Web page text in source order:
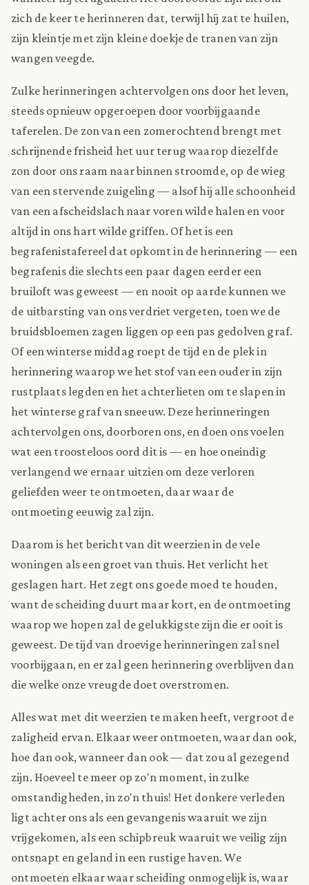
zich de keer te herinneren dat, terwijl hij zat te huilen,
zijn kleintje met zijn kleine doekje de tranen van zijn
wangen veegde.
Zulke herinneringen achtervolgen ons door het leven,
steeds opnieuw opgeroepen door voorbijgaande
taferelen. De zon van een zomerochtend brengt met
schrijnende frisheid het uur terug waarop diezelfde
zon door ons raam naar binnen stroomde, op de wieg
van een stervende zuigeling — alsof hij alle schoonheid
van een afscheidslach naar voren wilde halen en voor
altijd in ons hart wilde griffen. Of het is een
begrafenistafereel dat opkomt in de herinnering — een
begrafenis die slechts een paar dagen eerder een
bruiloft was geweest — en nooit op aarde kunnen we
de uitbarsting van ons verdriet vergeten, toen we de
bruidsbloemen zagen liggen op een pas gedolven graf.
Of een winterse middag roept de tijd en de plek in
herinnering waarop we het stof van een ouder in zijn
rustplaats legden en het achterlieten om te slapen in
het winterse graf van sneeuw. Deze herinneringen
achtervolgen ons, doorboren ons, en doen ons voelen
wat een troosteloos oord dit is — en hoe oneindig
verlangend we ernaar uitzien om deze verloren
geliefden weer te ontmoeten, daar waar de
ontmoeting eeuwig zal zijn.
Daarom is het bericht van dit weerzien in de vele
woningen als een groet van thuis. Het verlicht het
geslagen hart. Het zegt ons goede moed te houden,
want de scheiding duurt maar kort, en de ontmoeting
waarop we hopen zal de gelukkigste zijn die er ooit is
geweest. De tijd van droevige herinneringen zal snel
voorbijgaan, en er zal geen herinnering overblijven dan
die welke onze vreugde doet overstromen.
Alles wat met dit weerzien te maken heeft, vergroot de
zaligheid ervan. Elkaar weer ontmoeten, waar dan ook,
hoe dan ook, wanneer dan ook — dat zou al gezegend
zijn. Hoeveel te meer op zo'n moment, in zulke
omstandigheden, in zo'n thuis! Het donkere verleden
ligt achter ons als een gevangenis waaruit we zijn
vrijgekomen, als een schipbreuk waaruit we veilig zijn
ontsnapt en geland in een rustige haven. We
ontmoeten elkaar waar scheiding onmogelijk is, waar